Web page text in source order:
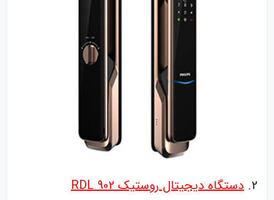
2. دستگاه دیجیتال روستیک RDL 902